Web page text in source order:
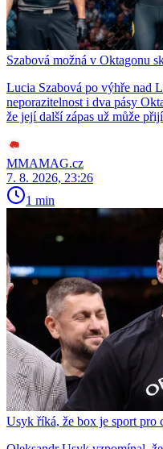
Szabová možná v Oktagonu
Lucia Szabová po výhře nad
neporazitelnost i dva pásy
že její další zápas už může
MMAMAG.cz
7. 8. 2026, 23:26
1 min
Usyk říká, že box je sport pro